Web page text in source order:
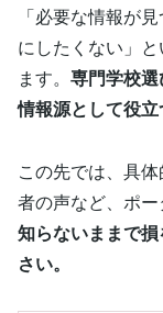
「必要な情報が
にしたくない」
ます。 専門学校
情報源として役立
この先では、具
者の声など、ポー
知らないままで
さい。